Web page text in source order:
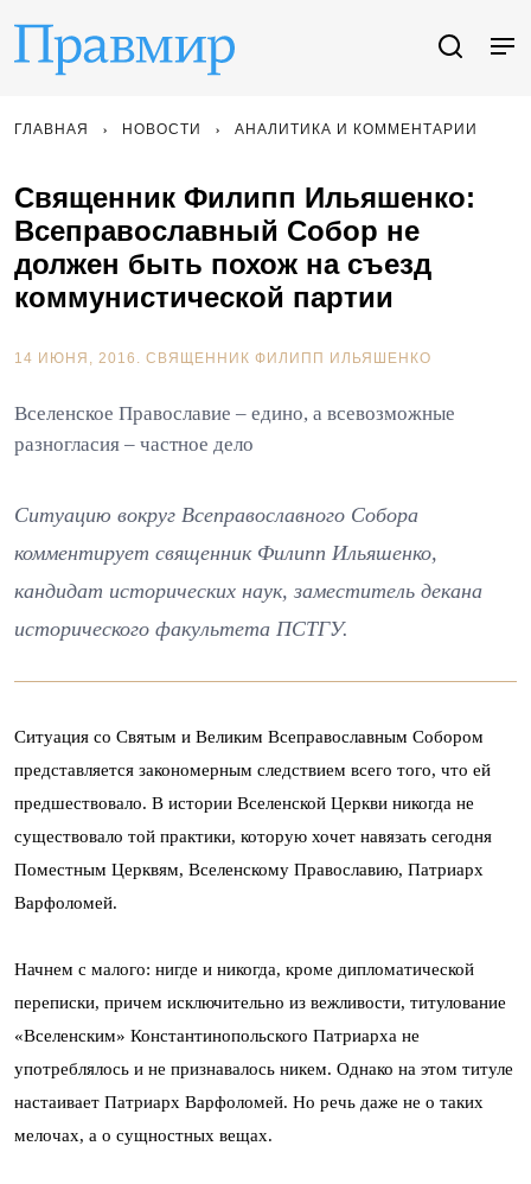
ГЛАВНАЯ НОВОСТИ АНАЛИТИКА И КОММЕНТАРИИ
Священник Филипп Ильяшенко:
Всеправославный Собор не
должен быть похож на съезд
коммунистической партии
14 ИЮНЯ, 2016. СВЯЩЕННИК ФИЛИПП ИЛЬЯШЕНКО
Вселенское Православие – едино, а всевозможные
разногласия – частное дело
Ситуацию вокруг Всеправославного Собора
комментирует священник Филипп Ильяшенко,
кандидат исторических наук, заместитель декана
исторического факультета ПСТГУ.
Ситуация со Святым и Великим Всеправославным Собором
представляется закономерным следствием всего того, что ей
предшествовало. В истории Вселенской Церкви никогда не
существовало той практики, которую хочет навязать сегодня
Поместным Церквям, Вселенскому Православию, Патриарх
Варфоломей.
Начнем с малого: нигде и никогда, кроме дипломатической
переписки, причем исключительно из вежливости, титулование
«Вселенским» Константинопольского Патриарха не
употреблялось и не признавалось никем. Однако на этом титуле
настаивает Патриарх Варфоломей. Но речь даже не о таких
мелочах, а о сущностных вещах.